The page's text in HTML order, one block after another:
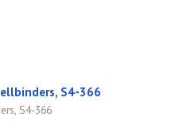
S4-366
S4-366